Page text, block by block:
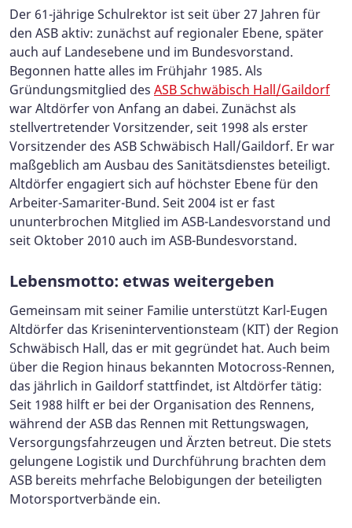
Der 61-jährige Schulrektor ist seit über 27 Jahren für
den ASB aktiv: zunächst auf regionaler Ebene, später
auch auf Landesebene und im Bundesvorstand.
Begonnen hatte alles im Frühjahr 1985. Als
Gründungsmitglied des ASB Schwäbisch Hall/Gaildorf
war Altdörfer von Anfang an dabei. Zunächst als
stellvertretender Vorsitzender, seit 1998 als erster
Vorsitzender des ASB Schwäbisch Hall/Gaildorf. Er war
maßgeblich am Ausbau des Sanitätsdienstes beteiligt.
Altdörfer engagiert sich auf höchster Ebene für den
Arbeiter-Samariter-Bund. Seit 2004 ist er fast
ununterbrochen Mitglied im ASB-Landesvorstand und
seit Oktober 2010 auch im ASB-Bundesvorstand.
Lebensmotto: etwas weitergeben
Gemeinsam mit seiner Familie unterstützt Karl-Eugen
Altdörfer das Kriseninterventionsteam (KIT) der Region
Schwäbisch Hall, das er mit gegründet hat. Auch beim
über die Region hinaus bekannten Motocross-Rennen,
das jährlich in Gaildorf stattfindet, ist Altdörfer tätig:
Seit 1988 hilft er bei der Organisation des Rennens,
während der ASB das Rennen mit Rettungswagen,
Versorgungsfahrzeugen und Ärzten betreut. Die stets
gelungene Logistik und Durchführung brachten dem
ASB bereits mehrfache Belobigungen der beteiligten
Motorsportverbände ein.